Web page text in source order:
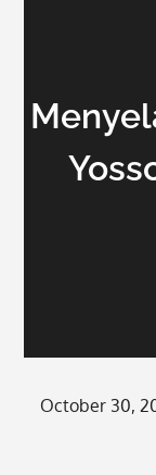
Posted
October 30,